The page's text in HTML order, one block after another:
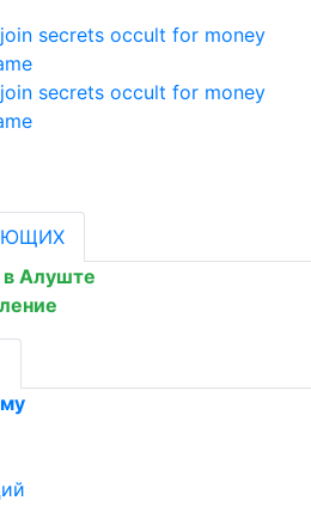
secrets occult for money
secrets occult for money
Алуште